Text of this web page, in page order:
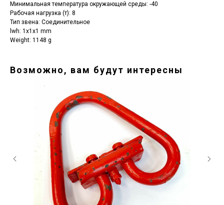
Минимальная температура окружающей среды: -40
Рабочая нагрузка (т): 8
Тип звена: Соединительное
lwh: 1x1x1 mm
Weight: 1148 g
Возможно, вам будут интересны